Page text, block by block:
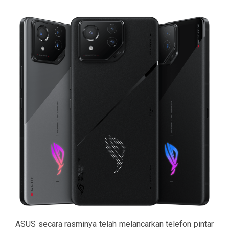
ASUS secara rasminya telah melancarkan telefon pintar